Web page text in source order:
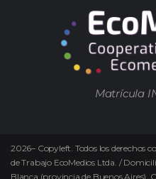
Matrícula
2026– Copyleft. Todos los derechos
de Trabajo EcoMedios Ltda. /
Blanca (provincia de Buenos Aires).